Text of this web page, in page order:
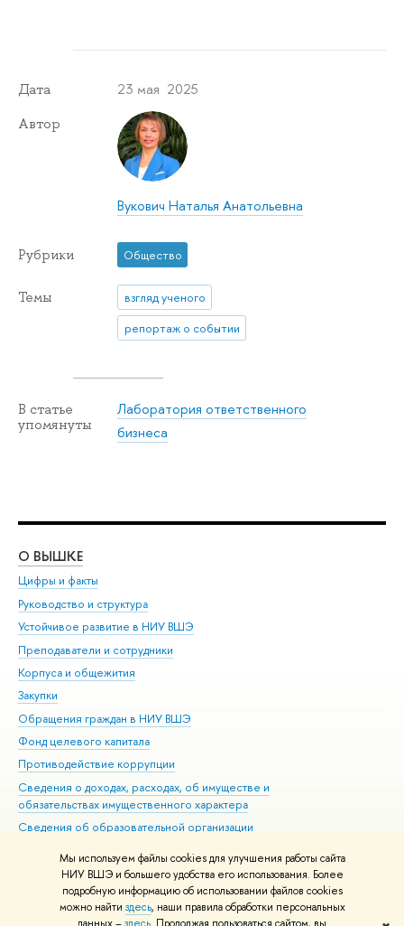
Мы используем файлы cookies для улучшения работы сайта
НИУ ВШЭ и большего удобства его использования. Более
подробную информацию об использовании файлов cookies
можно найти здесь, наши правила обработки персональных
Дата 23 мая 2025
Автор
Вукович Наталья Анатольевна
Рубрики Общество
Темы
взгляд ученого
репортаж о событии
В статье
упомянуты
Лаборатория ответственного
бизнеса
О ВЫШКЕ
Цифры и факты
Руководство и структура
Устойчивое развитие в НИУ ВШЭ
Преподаватели и сотрудники
Корпуса и общежития
Закупки
Обращения граждан в НИУ ВШЭ
Фонд целевого капитала
Противодействие коррупции
Сведения о доходах, расходах, об имуществе и
обязательствах имущественного характера
Сведения об образовательной организации
Людям с ограниченными возможностями здоровья
Единая платежная страница
Работа в Вышке